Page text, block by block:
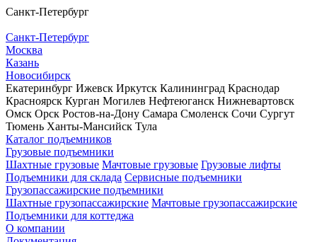
Санкт-Петербург
Санкт-Петербург
Москва
Казань
Новосибирск
Екатеринбург Ижевск Иркутск Калининград Краснодар
Красноярск Курган Могилев Нефтеюганск Нижневартовск
Омск Орск Ростов-на-Дону Самара Смоленск Сочи Сургут
Тюмень Ханты-Мансийск Тула
Каталог подъемников
Грузовые подъемники
Шахтные грузовые Мачтовые грузовые Грузовые лифты
Подъемники для склада Сервисные подъемники
Грузопассажирские подъемники
Шахтные грузопассажирские Мачтовые грузопассажирские
Подъемники для коттеджа
О компании